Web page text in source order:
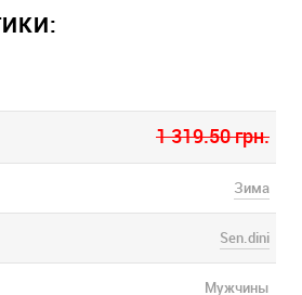
1 319.50 грн.
Зима
Sen.dini
Мужчины